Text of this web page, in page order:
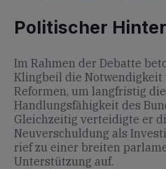
Politischer
Im Rahmen der Debatte
Klingbeil die
Reformen, um langfristig
Handlungsfähigkeit des
Gleichzeitig verteidigte er
Neuverschuldung als
rief zu einer breiten
Unterstützung auf.